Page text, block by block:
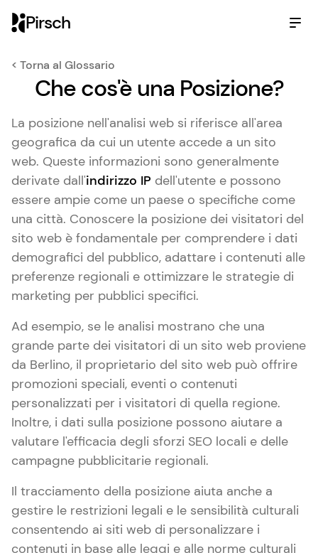
Pirsch
< Torna al Glossario
Che cos'è una Posizione?
La posizione nell'analisi web si riferisce all'area
geografica da cui un utente accede a un sito
web. Queste informazioni sono generalmente
derivate dall'indirizzo IP dell'utente e possono
essere ampie come un paese o specifiche come
una città. Conoscere la posizione dei visitatori del
sito web è fondamentale per comprendere i dati
demografici del pubblico, adattare i contenuti alle
preferenze regionali e ottimizzare le strategie di
marketing per pubblici specifici.
Ad esempio, se le analisi mostrano che una
grande parte dei visitatori di un sito web proviene
da Berlino, il proprietario del sito web può offrire
promozioni speciali, eventi o contenuti
personalizzati per i visitatori di quella regione.
Inoltre, i dati sulla posizione possono aiutare a
valutare l'efficacia degli sforzi SEO locali e delle
campagne pubblicitarie regionali.
Il tracciamento della posizione aiuta anche a
gestire le restrizioni legali e le sensibilità culturali
consentendo ai siti web di personalizzare i
contenuti in base alle leggi e alle norme culturali